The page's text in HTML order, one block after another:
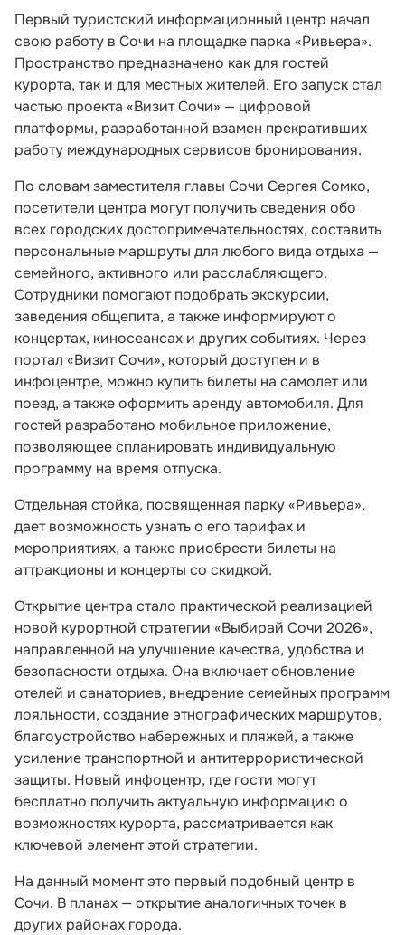
Первый туристский информационный центр начал
свою работу в Сочи на площадке парка «Ривьера».
Пространство предназначено как для гостей
курорта, так и для местных жителей. Его запуск стал
частью проекта «Визит Сочи» — цифровой
платформы, разработанной взамен прекративших
работу международных сервисов бронирования.
По словам заместителя главы Сочи Сергея Сомко,
посетители центра могут получить сведения обо
всех городских достопримечательностях, составить
персональные маршруты для любого вида отдыха —
семейного, активного или расслабляющего.
Сотрудники помогают подобрать экскурсии,
заведения общепита, а также информируют о
концертах, киносеансах и других событиях. Через
портал «Визит Сочи», который доступен и в
инфоцентре, можно купить билеты на самолет или
поезд, а также оформить аренду автомобиля. Для
гостей разработано мобильное приложение,
позволяющее спланировать индивидуальную
программу на время отпуска.
Отдельная стойка, посвященная парку «Ривьера»,
дает возможность узнать о его тарифах и
мероприятиях, а также приобрести билеты на
аттракционы и концерты со скидкой.
Открытие центра стало практической реализацией
новой курортной стратегии «Выбирай Сочи 2026»,
направленной на улучшение качества, удобства и
безопасности отдыха. Она включает обновление
отелей и санаториев, внедрение семейных программ
лояльности, создание этнографических маршрутов,
благоустройство набережных и пляжей, а также
усиление транспортной и антитеррористической
защиты. Новый инфоцентр, где гости могут
бесплатно получить актуальную информацию о
возможностях курорта, рассматривается как
ключевой элемент этой стратегии.
На данный момент это первый подобный центр в
Сочи. В планах — открытие аналогичных точек в
других районах города.